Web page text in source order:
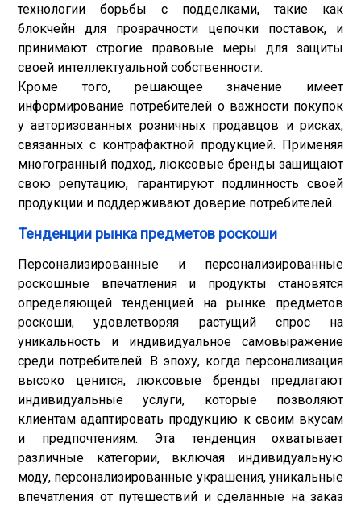
технологии борьбы с подделками, такие как
блокчейн для прозрачности цепочки поставок, и
принимают строгие правовые меры для защиты
своей интеллектуальной собственности.
Кроме того, решающее значение имеет
информирование потребителей о важности покупок
у авторизованных розничных продавцов и рисках,
связанных с контрафактной продукцией. Применяя
многогранный подход, люксовые бренды защищают
свою репутацию, гарантируют подлинность своей
продукции и поддерживают доверие потребителей.
Тенденции рынка предметов роскоши
Персонализированные и персонализированные
роскошные впечатления и продукты становятся
определяющей тенденцией на рынке предметов
роскоши, удовлетворяя растущий спрос на
уникальность и индивидуальное самовыражение
среди потребителей. В эпоху, когда персонализация
высоко ценится, люксовые бренды предлагают
индивидуальные услуги, которые позволяют
клиентам адаптировать продукцию к своим вкусам
и предпочтениям. Эта тенденция охватывает
различные категории, включая индивидуальную
моду, персонализированные украшения, уникальные
впечатления от путешествий и сделанные на заказ